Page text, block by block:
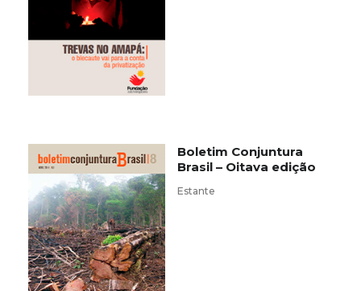
Boletim Conjuntura
Brasil – Oitava edição
Estante